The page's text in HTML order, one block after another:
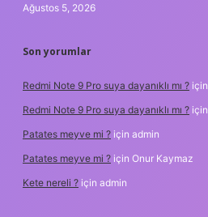
Ağustos 5, 2026
Son yorumlar
Redmi Note 9 Pro suya dayanıklı mı ? için
Redmi Note 9 Pro suya dayanıklı mı ? için
Patates meyve mi ? için admin
Patates meyve mi ? için Onur Kaymaz
Kete nereli ? için admin